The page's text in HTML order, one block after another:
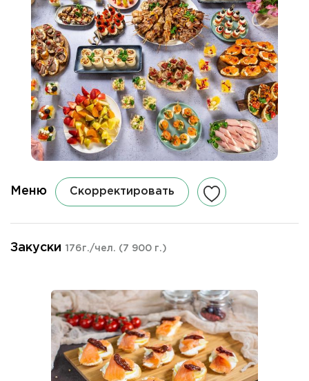
Меню Скорректировать
Закуски 176г./чел. (7 900 г.)